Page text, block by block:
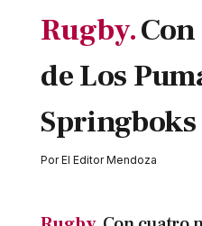
Rugby.
de Los
Springboks
PorEl Editor Mendoza